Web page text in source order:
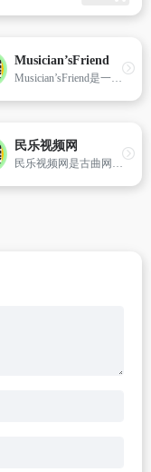
Musician’sFriend
Musician’sFriend是一家知名的以经营各类乐器为主的零售商,它致力于成为消费者购买乐器产品的一站式购物网站。
民乐视频网
民乐视频网是古曲网的子网站主要是发布民乐视频欣赏及民乐视频教程,为广大乐友提供学习民乐视频及欣赏民乐视频,以更好的传播中国民族音乐